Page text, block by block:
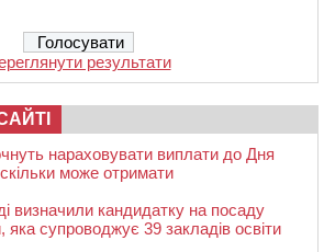
результати
нараховувати виплати до Дня
може отримати
визначили кандидатку на посаду
яка супроводжує 39 закладів освіти